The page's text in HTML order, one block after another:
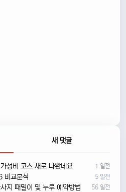
새 댓글
성비 코스 새로 나왔네요 1 일전
비교분석 5 일전
지 때밀이 및 누루 예약방법 56 일전